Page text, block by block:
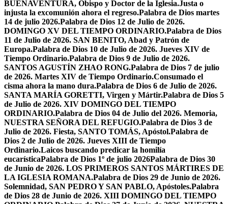
BUENAVENTURA, Obispo y Doctor de la Iglesia.Justa o
injusta la excomunión ahora el regreso.Palabra de Dios martes
14 de julio 2026.Palabra de Dios 12 de Julio de 2026.
DOMINGO XV DEL TIEMPO ORDINARIO.Palabra de Dios
11 de Julio de 2026. SAN BENITO, Abad y Patrón de
Europa.Palabra de Dios 10 de Julio de 2026. Jueves XIV de
Tiempo Ordinario.Palabra de Dios 9 de Julio de 2026.
SANTOS AGUSTÍN ZHAO RONG.Palabra de Dios 7 de julio
de 2026. Martes XIV de Tiempo Ordinario.Consumado el
cisma ahora la mano dura.Palabra de Dios 6 de Julio de 2026.
SANTA MARÍA GORETTI, Virgen y Mártir.Palabra de Dios 5
de Julio de 2026. XIV DOMINGO DEL TIEMPO
ORDINARIO.Palabra de Dios 04 de Julio del 2026. Memoria,
NUESTRA SEÑORA DEL REFUGIO.Palabra de Dios 3 de
Julio de 2026. Fiesta, SANTO TOMÁS, Apóstol.Palabra de
Dios 2 de Julio de 2026. Jueves XIII de Tiempo
Ordinario.Laicos buscando predicar la homilía
eucarísticaPalabra de Dios 1º de julio 2026Palabra de Dios 30
de Junio de 2026. LOS PRIMEROS SANTOS MÁRTIRES DE
LA IGLESIA ROMANA.Palabra de Dios 29 de Junio de 2026.
Solemnidad, SAN PEDRO Y SAN PABLO, Apóstoles.Palabra
de Dios 28 de Junio de 2026. XIII DOMINGO DEL TIEMPO